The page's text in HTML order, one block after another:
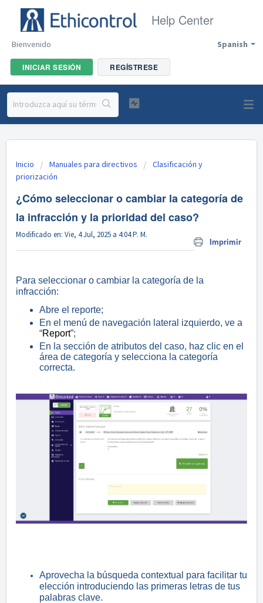
Help Center
Spanish
Bienvenido
INICIAR SESIÓN REGÍSTRESE
Inicio Manuales para directivos
Clasificación y
priorización
¿Cómo seleccionar o cambiar la categoría de
la infracción y la prioridad del caso?
Imprimir
Modificado en: Vie, 4 Jul, 2025 a 4:04 P. M.
Para seleccionar o cambiar la categoría de la
infracción:
Abre el reporte;
En el menú de navegación lateral izquierdo, ve a
“Report”;
En la sección de atributos del caso, haz clic en el
área de categoría y selecciona la categoría
correcta.
Aprovecha la búsqueda contextual para facilitar tu
elección introduciendo las primeras letras de tus
palabras clave.